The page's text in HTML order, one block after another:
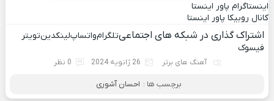
اینستاگرام پاور اینستا
کانال روبیکا پاور اینستا
اشتراک گذاری در شبکه های اجتماعیتلگرامواتساپلینکدینتویتر
فیسوک
آهنگ های برتر 26 ژانویه 2024 0 نظر
برچسب ها : احسان آشوری